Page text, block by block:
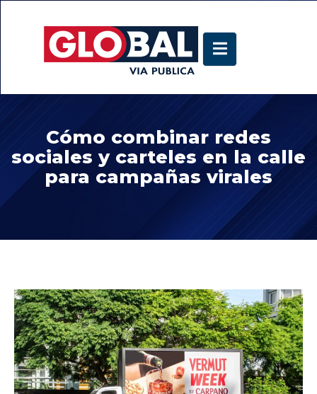
Cómo combinar redes
sociales y carteles en la calle
para campañas virales